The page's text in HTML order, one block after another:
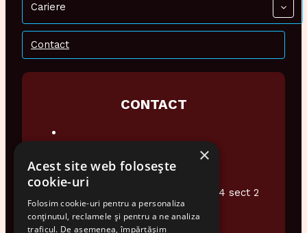
Cariere
Contact
CONTACT
0374 948 076
office@audiotech.ro
Str. Popa Soare Nr 16 et.2 Ap4 sect 2
Bucuresti
×
Acest site web folosește
cookie-uri
Folosim cookie-uri pentru a personaliza
conținutul, reclamele și pentru a ne analiza
traficul. De asemenea, împărtășim